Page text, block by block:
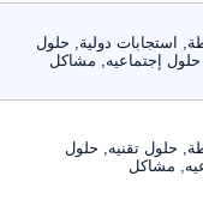
استجابات دولية, حلول
إجتماعيه, مشاكل
حلول تقنيه, حلول
مشاكل